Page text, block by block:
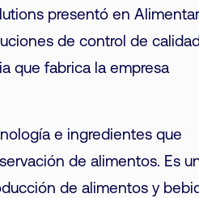
presentó en
de control de
que fabrica la empresa
e ingredientes que
de alimentos. Es
de alimentos y